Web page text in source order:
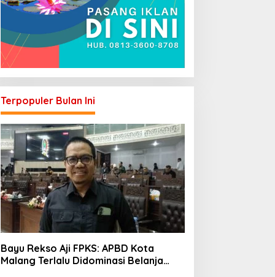
Terpopuler Bulan Ini
Bayu Rekso Aji FPKS: APBD Kota
Malang Terlalu Didominasi Belanja